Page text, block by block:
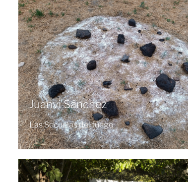
Juanvi Sánchez
Las Secuelas del fuego